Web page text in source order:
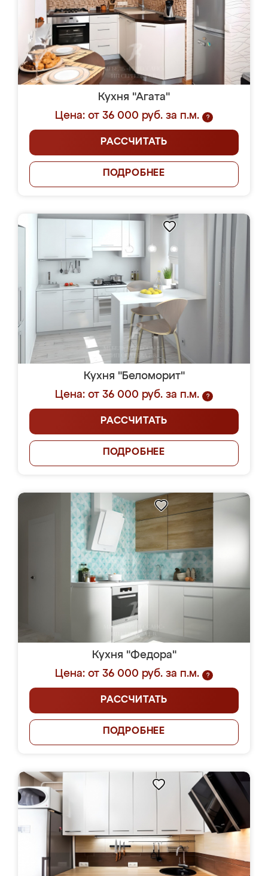
Кухня "Агата"
Цена: от 36 000 руб. за п.м.
?
РАССЧИТАТЬ
ПОДРОБНЕЕ
Кухня "Беломорит"
Цена: от 36 000 руб. за п.м.
?
РАССЧИТАТЬ
ПОДРОБНЕЕ
Кухня "Федора"
Цена: от 36 000 руб. за п.м.
?
РАССЧИТАТЬ
ПОДРОБНЕЕ